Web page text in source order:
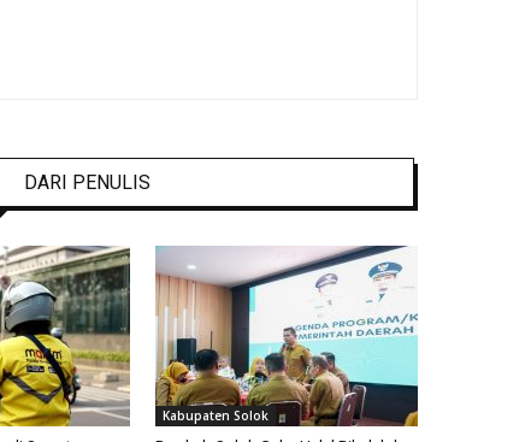
DARI PENULIS
Kabupaten Solok